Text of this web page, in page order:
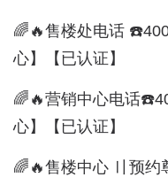
🌈🔥售楼处电话
心】【已认证】
🌈🔥营销中心电话
心】【已认证】
🌈🔥售楼中心 〢预约